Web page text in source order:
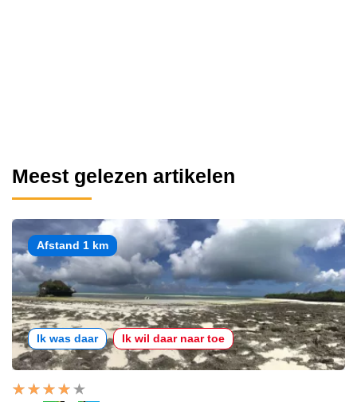
Meest gelezen artikelen
Afstand 1 km
Ik was daar Ik wil daar naar toe